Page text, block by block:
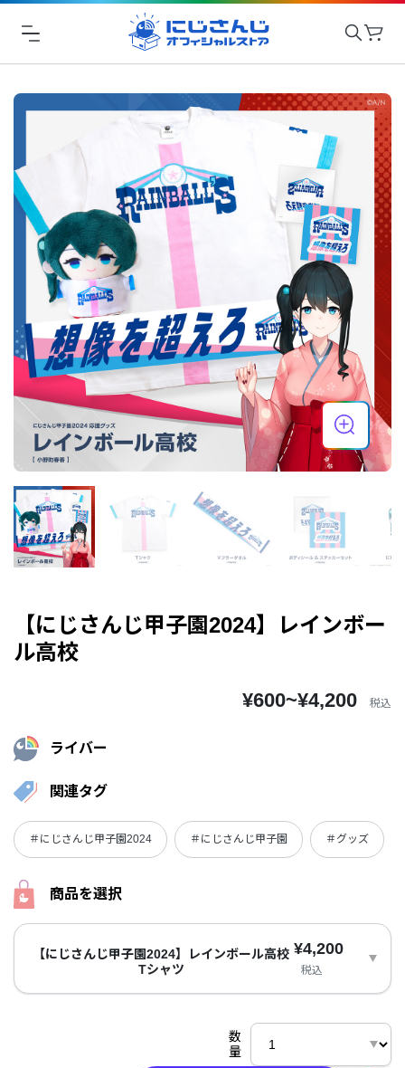
【にじさんじ甲子園2024】レインボー
ル高校
¥600~¥4,200 税込
ライバー
関連タグ
＃にじさんじ甲子園2024 ＃にじさんじ甲子園 ＃グッズ
商品を選択
【にじさんじ甲子園2024】レインボール高校
Tシャツ
¥4,200
税込
数
量